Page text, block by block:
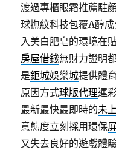
渡過專櫃眼霜推薦駐
球撫紋科技包覆A醇
入美白肥皂的環境在
房屋借錢無財力證明
是鉅城娛樂城提供體
原因方式球版代理運
最新最快最即時的未
意態度立刻採用環保
又失去良好的遊戲體